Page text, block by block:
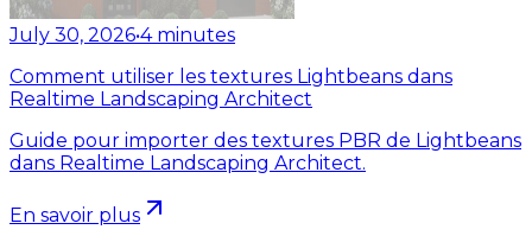
July 30, 2026•4 minutes
Comment utiliser les textures Lightbeans dans
Realtime Landscaping Architect
Guide pour importer des textures PBR de Lightbeans
dans Realtime Landscaping Architect.
En savoir plus